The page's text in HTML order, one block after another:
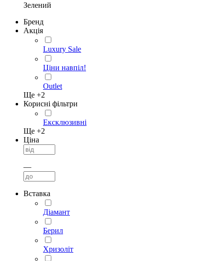
Зелений
Бренд
Акція
Luxury Sale
Ціни навпіл!
Outlet
Ще +2
Корисні фільтри
Ексклюзивні
Ще +2
Ціна
—
Вставка
Діамант
Берил
Хризоліт